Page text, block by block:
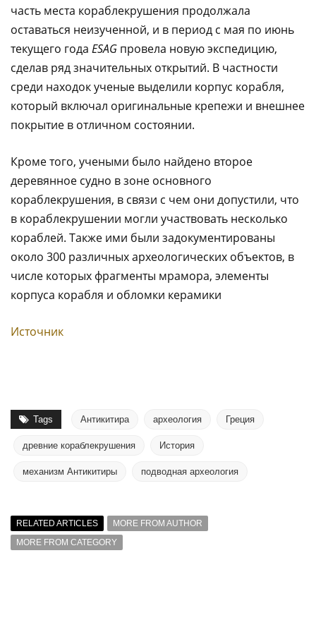
часть места кораблекрушения продолжала
оставаться неизученной, и в период с мая по июнь
текущего года ESAG провела новую экспедицию,
сделав ряд значительных открытий. В частности
среди находок ученые выделили корпус корабля,
который включал оригинальные крепежи и внешнее
покрытие в отличном состоянии.
Кроме того, учеными было найдено второе
деревянное судно в зоне основного
кораблекрушения, в связи с чем они допустили, что
в кораблекрушении могли участвовать несколько
кораблей. Также ими были задокументированы
около 300 различных археологических объектов, в
числе которых фрагменты мрамора, элементы
корпуса корабля и обломки керамики
Источник
Tags Антикитира археология Греция
древние кораблекрушения История
механизм Антикитиры подводная археология
RELATED ARTICLES
MORE FROM AUTHOR
MORE FROM CATEGORY